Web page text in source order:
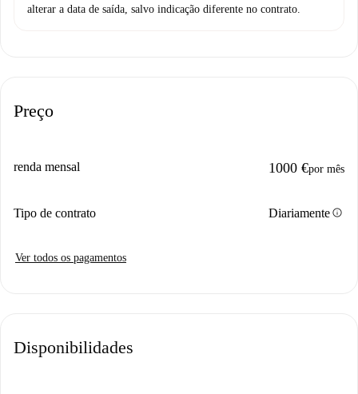
alterar a data de saída, salvo indicação diferente no contrato.
Preço
renda mensal 1000 €por mês
Tipo de contrato Diariamenteinfo
Ver todos os pagamentos
Disponibilidades